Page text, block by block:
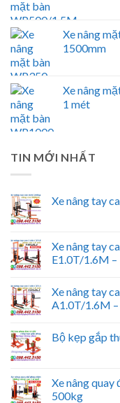
Xe nâng
1500mm
Xe nâng
1 mét
TIN MỚI NHẤT
Xe nâng tay
Xe nâng tay
E1.0T/1.6M
Xe nâng tay
A1.0T/1.6M
Bộ kẹp gắp
Xe nâng quay
500kg